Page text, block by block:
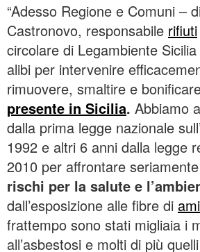
“Adesso Regione e Comuni –
Castronovo, responsabile rifiuti
circolare di Legambiente
alibi per intervenire
rimuovere, smaltire e
presente in Sicilia. Abbiamo
dalla prima legge nazionale
1992 e altri 6 anni dalla legge
2010 per affrontare
rischi per la salute e
dall’esposizione alle fibre di
frattempo sono stati migliaia i
all’asbestosi e molti di più